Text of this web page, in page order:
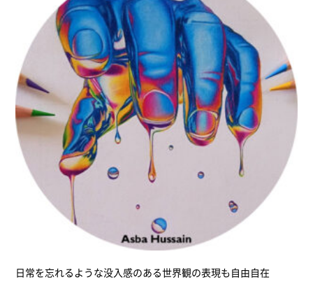
日常を忘れるような没入感のある世界観の表現も自由自在